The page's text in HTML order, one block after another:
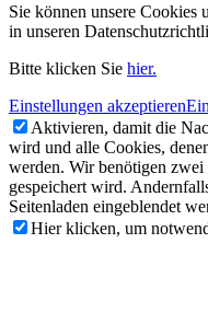
Sie können unsere Cookies
in unseren
Bitte klicken Sie hier.
Einstellungen akzeptieren
Aktivieren, damit die
wird und alle Cookies,
werden. Wir benötigen
gespeichert wird.
Seitenladen eingeblendet
Hier klicken, um